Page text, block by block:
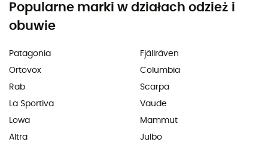
Popularne marki w działach odzież i
obuwie
Patagonia
Ortovox
Rab
La Sportiva
Lowa
Altra
Fjällräven
Columbia
Scarpa
Vaude
Mammut
Julbo